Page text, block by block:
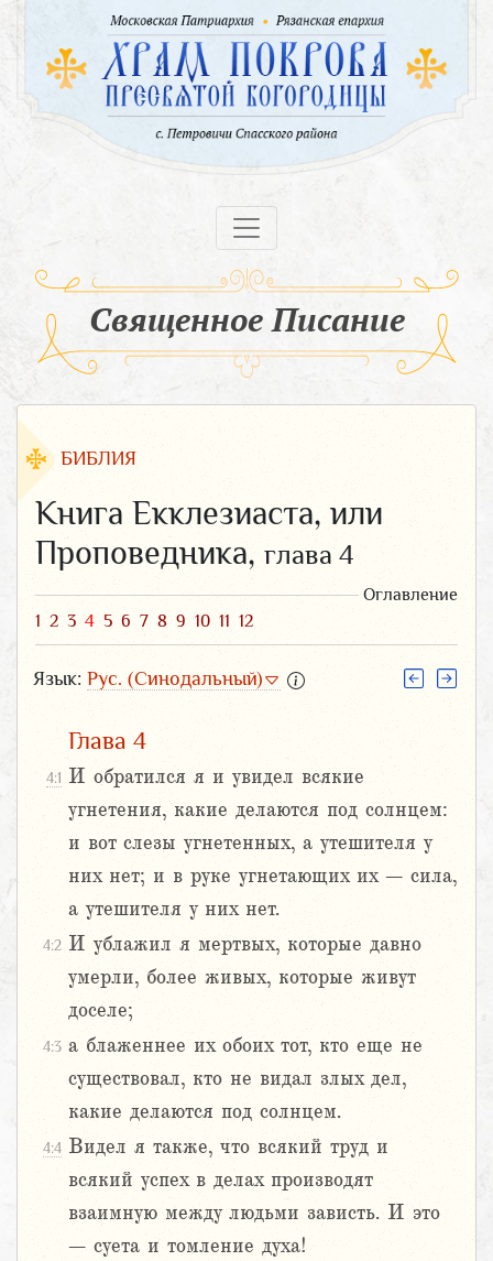
Священное Писание
БИБЛИЯ
Книга Екклезиаста, или
Проповедника, глава 4
Оглавление
1 2 3 4 5 6 7 8 9 10 11 12
Язык: Рус. (Синодальный)
Глава 4
4:1 И обратился я и увидел всякие
угнетения, какие делаются под солнцем:
и вот слезы угнетенных, а утешителя у
них нет; и в руке угнетающих их – сила,
а утешителя у них нет.
4:2 И ублажил я мертвых, которые давно
умерли, более живых, которые живут
доселе;
4:3 а блаженнее их обоих тот, кто еще не
существовал, кто не видал злых дел,
какие делаются под солнцем.
4:4 Видел я также, что всякий труд и
всякий успех в делах производят
взаимную между людьми зависть. И это
– суета и томление духа!